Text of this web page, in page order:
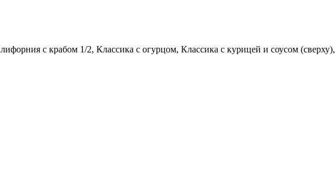
с крабом 1/2, Классика с огурцом, Классика с курицей и соусом (сверху),